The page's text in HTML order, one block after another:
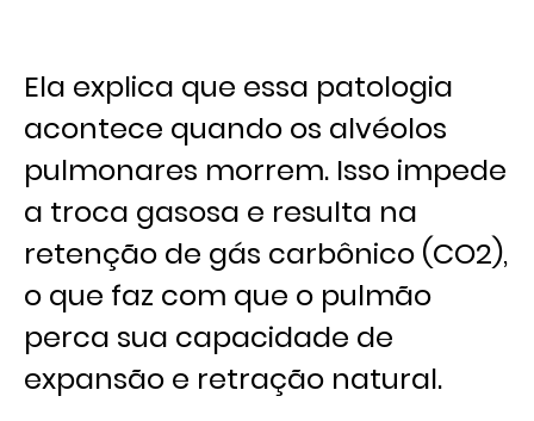
Ela explica que essa patologia
acontece quando os alvéolos
pulmonares morrem. Isso impede
a troca gasosa e resulta na
retenção de gás carbônico (CO2),
o que faz com que o pulmão
perca sua capacidade de
expansão e retração natural.